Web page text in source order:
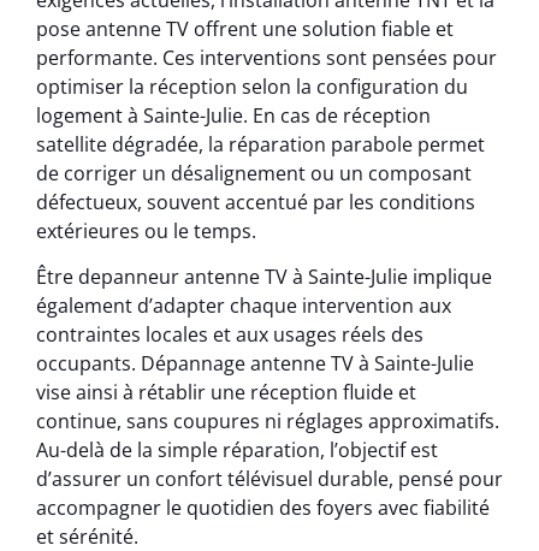
pose antenne TV offrent une solution fiable et
performante. Ces interventions sont pensées pour
optimiser la réception selon la configuration du
logement à Sainte-Julie. En cas de réception
satellite dégradée, la réparation parabole permet
de corriger un désalignement ou un composant
défectueux, souvent accentué par les conditions
extérieures ou le temps.
Être depanneur antenne TV à Sainte-Julie implique
également d’adapter chaque intervention aux
contraintes locales et aux usages réels des
occupants. Dépannage antenne TV à Sainte-Julie
vise ainsi à rétablir une réception fluide et
continue, sans coupures ni réglages approximatifs.
Au-delà de la simple réparation, l’objectif est
d’assurer un confort télévisuel durable, pensé pour
accompagner le quotidien des foyers avec fiabilité
et sérénité.